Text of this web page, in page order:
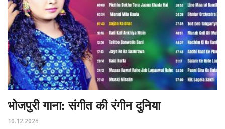
भोजपुरी गाना: संगीत की रंगीन दुनिया
10.12.2025